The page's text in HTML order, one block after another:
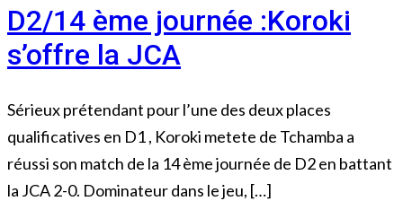
D2/14 ème journée :Koroki
s’offre la JCA
Sérieux prétendant pour l’une des deux places
qualificatives en D1 , Koroki metete de Tchamba a
réussi son match de la 14 ème journée de D2 en battant
la JCA 2-0. Dominateur dans le jeu, […]